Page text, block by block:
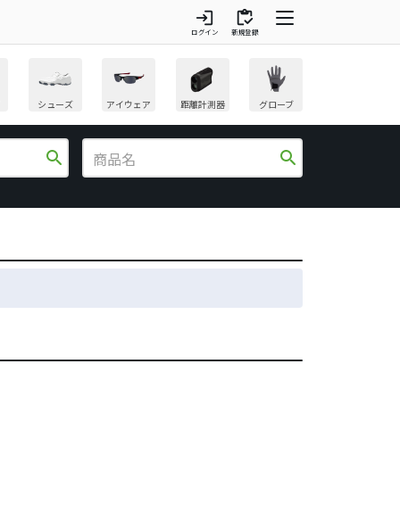
login
ログイン
inventory
新規登録
シューズ アイウェア 距離計測器 グローブ
search search